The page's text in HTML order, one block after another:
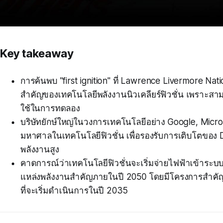
Key takeaway
การค้นพบ "first ignition" ที่ Lawrence Livermore
สำคัญของเทคโนโลยีพลังงานนิวเคลียร์ฟิวชั่น เพราะส
ใช้ในการทดลอง
บริษัทยักษ์ใหญ่ในวงการเทคโนโลยีอย่าง Google,
มหาศาลในเทคโนโลยีฟิวชั่น เพื่อรองรับการเติบโตของ
พลังงานสูง
คาดการณ์ว่าเทคโนโลยีฟิวชั่นจะเริ่มจ่ายไฟฟ้าเข้าระ
แหล่งพลังงานสำคัญภายในปี 2050 โดยมีโครงการสำ
ที่จะเริ่มดำเนินการในปี 2035